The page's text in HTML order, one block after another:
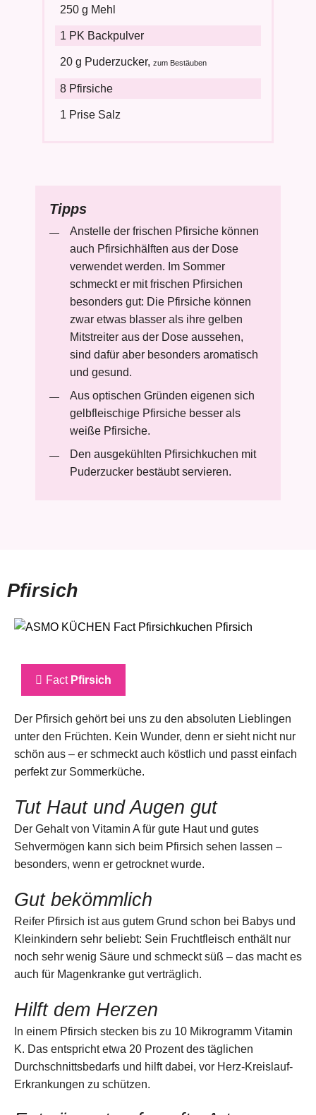
250 g Mehl
1 PK Backpulver
20 g Puderzucker, zum Bestäuben
8 Pfirsiche
1 Prise Salz
Tipps
Anstelle der frischen Pfirsiche können
auch Pfirsichhälften aus der Dose
verwendet werden. Im Sommer
schmeckt er mit frischen Pfirsichen
besonders gut: Die Pfirsiche können
zwar etwas blasser als ihre gelben
Mitstreiter aus der Dose aussehen,
sind dafür aber besonders aromatisch
und gesund.
Aus optischen Gründen eigenen sich
gelbfleischige Pfirsiche besser als
weiße Pfirsiche.
Den ausgekühlten Pfirsichkuchen mit
Puderzucker bestäubt servieren.
Pfirsich
Fact Pfirsich
Der Pfirsich gehört bei uns zu den absoluten Lieblingen
unter den Früchten. Kein Wunder, denn er sieht nicht nur
schön aus – er schmeckt auch köstlich und passt einfach
perfekt zur Sommerküche.
Tut Haut und Augen gut
Der Gehalt von Vitamin A für gute Haut und gutes
Sehvermögen kann sich beim Pfirsich sehen lassen –
besonders, wenn er getrocknet wurde.
Gut bekömmlich
Reifer Pfirsich ist aus gutem Grund schon bei Babys und
Kleinkindern sehr beliebt: Sein Fruchtfleisch enthält nur
noch sehr wenig Säure und schmeckt süß – das macht es
auch für Magenkranke gut verträglich.
Hilft dem Herzen
In einem Pfirsich stecken bis zu 10 Mikrogramm Vitamin
K. Das entspricht etwa 20 Prozent des täglichen
Durchschnittsbedarfs und hilft dabei, vor Herz-Kreislauf-
Erkrankungen zu schützen.